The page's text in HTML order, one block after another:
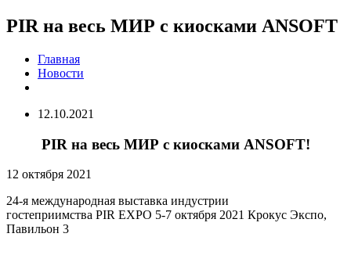
PIR на весь МИР с киосками ANSOFT
Главная
Новости
12.10.2021
PIR на весь МИР с киосками ANSOFT!
12 октября 2021
24-я международная выставка индустрии
гостеприимства PIR EXPO 5-7 октября 2021 Крокус Экспо,
Павильон 3